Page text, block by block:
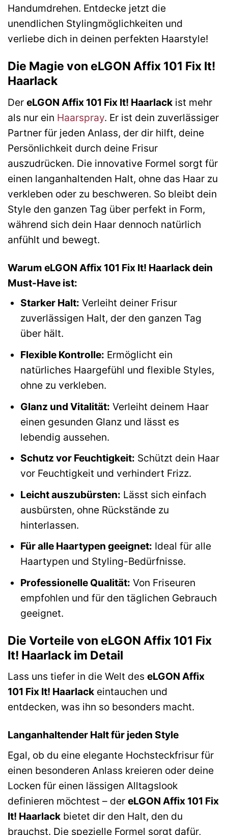
Handumdrehen. Entdecke jetzt die
unendlichen Stylingmöglichkeiten und
verliebe dich in deinen perfekten Haarstyle!
Die Magie von eLGON Affix 101 Fix It!
Haarlack
Der eLGON Affix 101 Fix It! Haarlack ist mehr
als nur ein Haarspray. Er ist dein zuverlässiger
Partner für jeden Anlass, der dir hilft, deine
Persönlichkeit durch deine Frisur
auszudrücken. Die innovative Formel sorgt für
einen langanhaltenden Halt, ohne das Haar zu
verkleben oder zu beschweren. So bleibt dein
Style den ganzen Tag über perfekt in Form,
während sich dein Haar dennoch natürlich
anfühlt und bewegt.
Warum eLGON Affix 101 Fix It! Haarlack dein
Must-Have ist:
Starker Halt: Verleiht deiner Frisur
zuverlässigen Halt, der den ganzen Tag
über hält.
Flexible Kontrolle: Ermöglicht ein
natürliches Haargefühl und flexible Styles,
ohne zu verkleben.
Glanz und Vitalität: Verleiht deinem Haar
einen gesunden Glanz und lässt es
lebendig aussehen.
Schutz vor Feuchtigkeit: Schützt dein Haar
vor Feuchtigkeit und verhindert Frizz.
Leicht auszubürsten: Lässt sich einfach
ausbürsten, ohne Rückstände zu
hinterlassen.
Für alle Haartypen geeignet: Ideal für alle
Haartypen und Styling-Bedürfnisse.
Professionelle Qualität: Von Friseuren
empfohlen und für den täglichen Gebrauch
geeignet.
Die Vorteile von eLGON Affix 101 Fix
It! Haarlack im Detail
Lass uns tiefer in die Welt des eLGON Affix
101 Fix It! Haarlack eintauchen und
entdecken, was ihn so besonders macht.
Langanhaltender Halt für jeden Style
Egal, ob du eine elegante Hochsteckfrisur für
einen besonderen Anlass kreieren oder deine
Locken für einen lässigen Alltagslook
definieren möchtest – der eLGON Affix 101 Fix
It! Haarlack bietet dir den Halt, den du
brauchst. Die spezielle Formel sorgt dafür,